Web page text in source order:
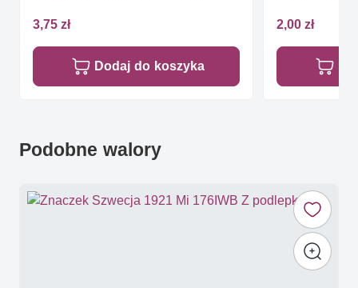
3,75 zł
Dodaj do koszyka
2,00 zł
Podobne walory